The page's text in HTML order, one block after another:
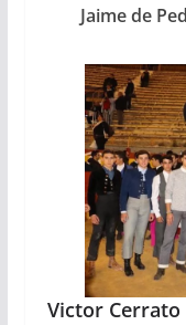
Jaime de
Victor